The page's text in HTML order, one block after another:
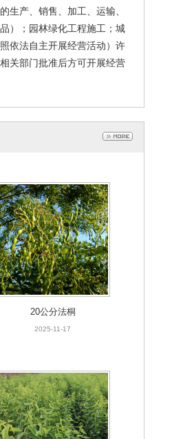
生产、销售、加工、运输、
）；园林绿化工程施工；城
依法自主开展经营活动）许
关部门批准后方可开展经营
20公分法桐
2025-11-17